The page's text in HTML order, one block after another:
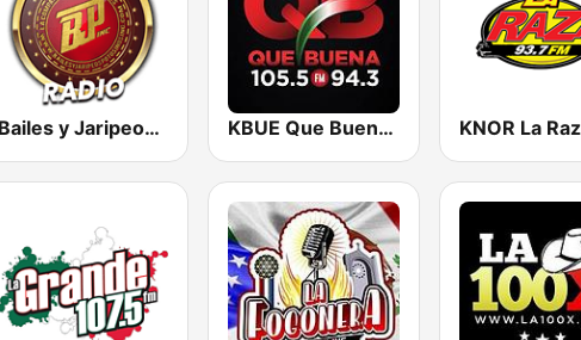
Bailes y Jaripeos Potosinos KBUE Que Buena 105.5 / 94.3 FM (US Only)